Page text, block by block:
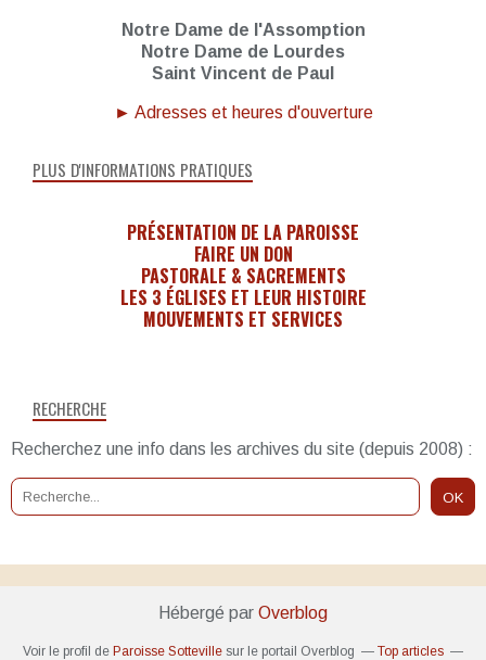
RECHERCHE
Recherchez une info dans les archives du site (depuis 2008) :
Notre Dame de l'Assomption
Notre Dame de Lourdes
Saint Vincent de Paul
► Adresses et heures d'ouverture
PLUS D'INFORMATIONS PRATIQUES
PRÉSENTATION DE LA PAROISSE
FAIRE UN DON
PASTORALE & SACREMENTS
LES 3 ÉGLISES ET LEUR HISTOIRE
MOUVEMENTS ET SERVICES
Hébergé par Overblog
Voir le profil de Paroisse Sotteville sur le portail Overblog Top articles